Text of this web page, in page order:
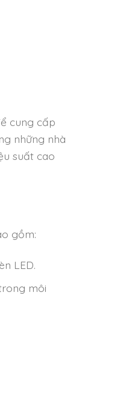
cung cấp
những nhà
suất cao
gồm:
LED.
môi